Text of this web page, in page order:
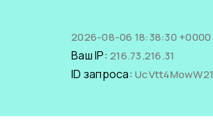
2026-08-06 18:38:30 +0000
Ваш IP: 216.73.216.31
ID запроса: UcVtt4MowW21